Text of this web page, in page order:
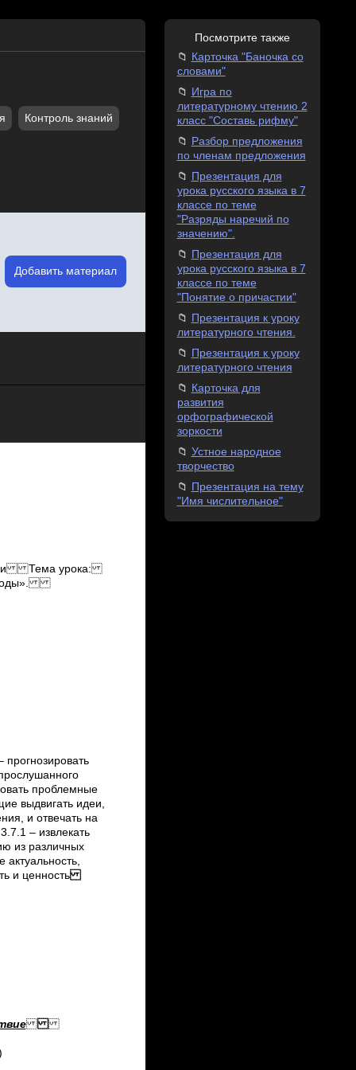
Контроль знаний
Добавить материал
Тема урока:
воды».
прогнозировать
проблемные
выдвигать идеи,
и отвечать на
– извлекать
из различных
актуальность,
и ценность
Посмотрите также
Карточка "Баночка со
словами"
Игра по
литературному чтению 2
класс "Составь рифму"
Разбор предложения
по членам предложения
Презентация для
урока русского языка в 7
классе по теме
"Разряды наречий по
значению".
Презентация для
урока русского языка в 7
классе по теме
"Понятие о причастии"
Презентация к уроку
литературного чтения.
Презентация к уроку
литературного чтения
Карточка для
развития
орфографической
зоркости
Устное народное
творчество
Презентация на тему
"Имя числительное"